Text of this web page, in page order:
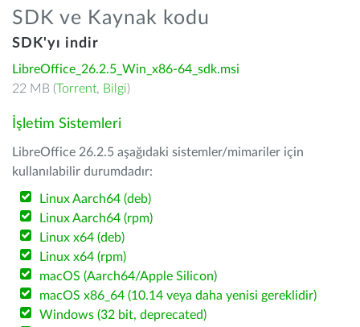
SDK ve Kaynak kodu
SDK'yı indir
LibreOffice_26.2.5_Win_x86-64_sdk.msi
22 MB (Torrent, Bilgi)
İşletim Sistemleri
LibreOffice 26.2.5 aşağıdaki sistemler/mimariler için
kullanılabilir durumdadır:
Linux Aarch64 (deb)
Linux Aarch64 (rpm)
Linux x64 (deb)
Linux x64 (rpm)
macOS (Aarch64/Apple Silicon)
macOS x86_64 (10.14 veya daha yenisi gereklidir)
Windows (32 bit, deprecated)